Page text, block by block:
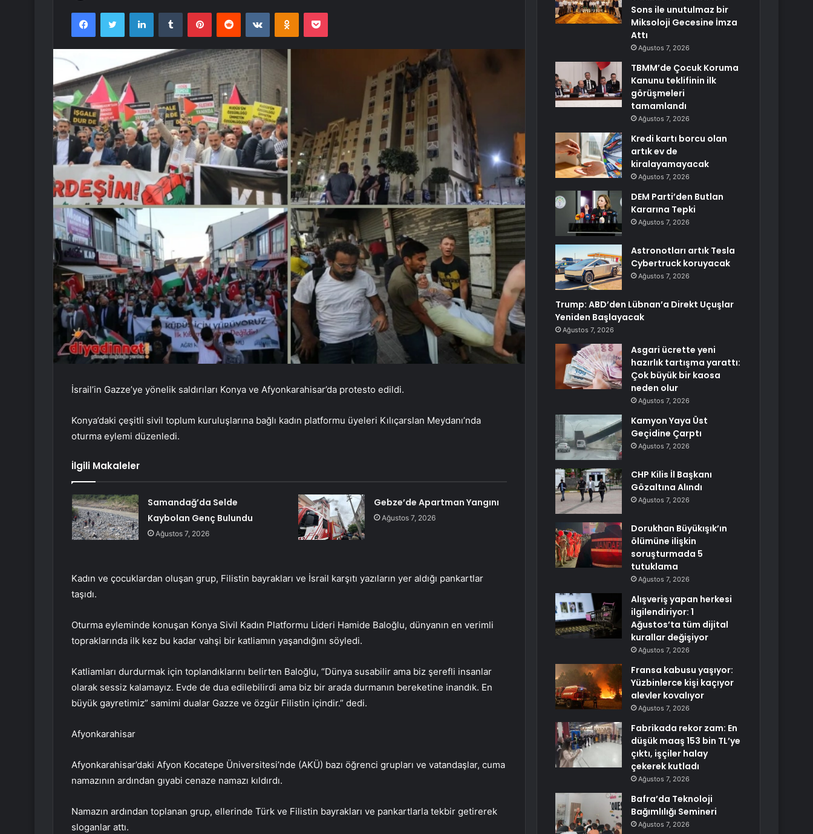
FacebookTwitter LinkedInTumblr PinterestReddit VKontakteOdnoklassniki
Pocket
İsrail’in Gazze’ye yönelik saldırıları Konya ve Afyonkarahisar’da protesto edildi.
Konya’daki çeşitli sivil toplum kuruluşlarına bağlı kadın platformu üyeleri Kılıçarslan Meydanı’nda
oturma eylemi düzenledi.
İlgili Makaleler
Samandağ’da Selde
Kaybolan Genç Bulundu
Ağustos 7, 2026
Gebze’de Apartman Yangını
Ağustos 7, 2026
Kadın ve çocuklardan oluşan grup, Filistin bayrakları ve İsrail karşıtı yazıların yer aldığı pankartlar
taşıdı.
Oturma eyleminde konuşan Konya Sivil Kadın Platformu Lideri Hamide Baloğlu, dünyanın en verimli
topraklarında ilk kez bu kadar vahşi bir katliamın yaşandığını söyledi.
Katliamları durdurmak için toplandıklarını belirten Baloğlu, “Dünya susabilir ama biz şerefli insanlar
olarak sessiz kalamayız. Evde de dua edilebilirdi ama biz bir arada durmanın bereketine inandık. En
büyük gayretimiz” samimi dualar Gazze ve özgür Filistin içindir.” dedi.
Afyonkarahisar
Afyonkarahisar’daki Afyon Kocatepe Üniversitesi’nde (AKÜ) bazı öğrenci grupları ve vatandaşlar, cuma
namazının ardından gıyabi cenaze namazı kıldırdı.
Namazın ardından toplanan grup, ellerinde Türk ve Filistin bayrakları ve pankartlarla tekbir getirerek
sloganlar attı.
Sons ile unutulmaz bir
Miksoloji Gecesine İmza
Attı
Ağustos 7, 2026
TBMM’de Çocuk Koruma
Kanunu teklifinin ilk
görüşmeleri
tamamlandı
Ağustos 7, 2026
Kredi kartı borcu olan
artık ev de
kiralayamayacak
Ağustos 7, 2026
DEM Parti’den Butlan
Kararına Tepki
Ağustos 7, 2026
Astronotları artık Tesla
Cybertruck koruyacak
Ağustos 7, 2026
Trump: ABD’den Lübnan’a Direkt Uçuşlar
Yeniden Başlayacak
Ağustos 7, 2026
Asgari ücrette yeni
hazırlık tartışma yarattı:
Çok büyük bir kaosa
neden olur
Ağustos 7, 2026
Kamyon Yaya Üst
Geçidine Çarptı
Ağustos 7, 2026
CHP Kilis İl Başkanı
Gözaltına Alındı
Ağustos 7, 2026
Dorukhan Büyükışık’ın
ölümüne ilişkin
soruşturmada 5
tutuklama
Ağustos 7, 2026
Alışveriş yapan herkesi
ilgilendiriyor: 1
Ağustos’ta tüm dijital
kurallar değişiyor
Ağustos 7, 2026
Fransa kabusu yaşıyor:
Yüzbinlerce kişi kaçıyor
alevler kovalıyor
Ağustos 7, 2026
Fabrikada rekor zam: En
düşük maaş 153 bin TL’ye
çıktı, işçiler halay
çekerek kutladı
Ağustos 7, 2026
Bafra’da Teknoloji
Bağımlılığı Semineri
Ağustos 7, 2026